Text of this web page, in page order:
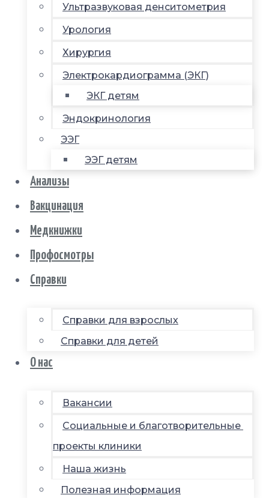
Ультразвуковая денситометрия
Урология
Хирургия
Электрокардиограмма (ЭКГ)
ЭКГ детям
Эндокринология
ЭЭГ
ЭЭГ детям
Анализы
Вакцинация
Медкнижки
Профосмотры
Справки
Справки для взрослых
Справки для детей
О нас
Вакансии
Социальные и благотворительные
проекты клиники
Наша жизнь
Полезная информация